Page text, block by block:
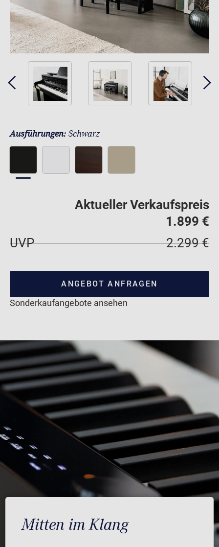
Ausführungen: Schwarz
Aktueller Verkaufspreis
1.899 €
UVP
2.299 €
ANGEBOT ANFRAGEN
Sonderkaufangebote ansehen
Mitten im Klang